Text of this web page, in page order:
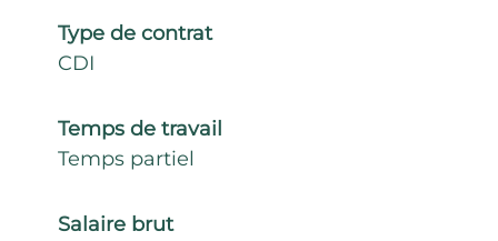
Type de contrat
CDI
Temps de travail
Temps partiel
Salaire brut